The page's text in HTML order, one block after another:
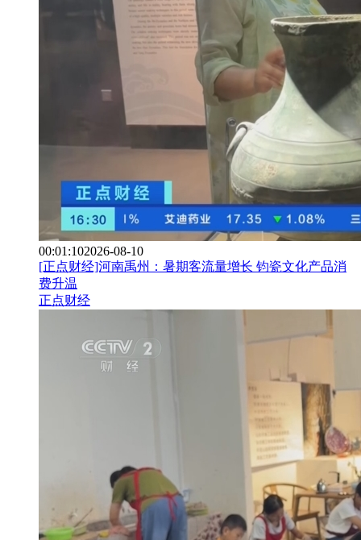
00:01:102026-08-10
[正点财经]河南禹州：暑期客流量增长 钧瓷文化产品消
费升温
正点财经